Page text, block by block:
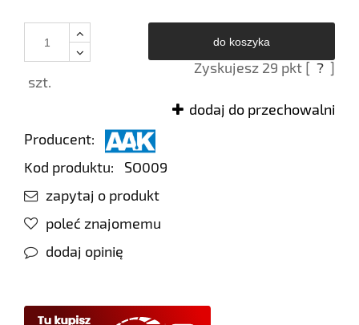
szt.
do koszyka
Zyskujesz 29 pkt [ ? ]
dodaj do przechowalni
Producent:
Kod produktu:
SO009
zapytaj o produkt
poleć znajomemu
dodaj opinię